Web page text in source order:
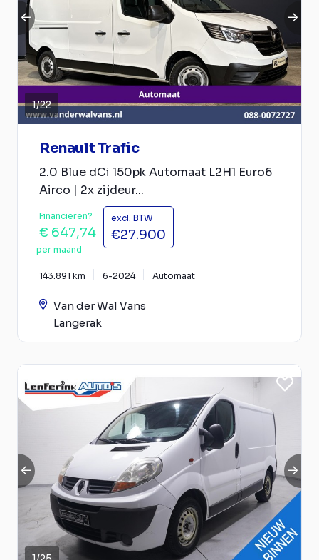
1/22
Renault Trafic
2.0 Blue dCi 150pk Automaat L2H1 Euro6
Airco | 2x zijdeur...
Financieren?
€ 647,74
per maand
excl. BTW
€27.900
143.891 km 6-2024 Automaat
Van der Wal Vans
Langerak